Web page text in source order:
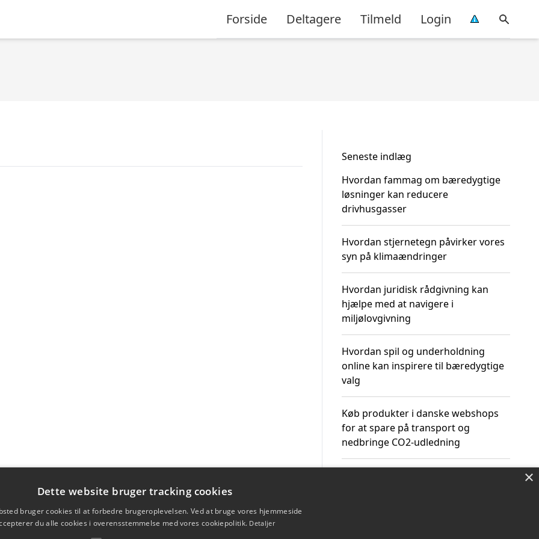
Forside Deltagere Tilmeld Login
Seneste indlæg
Hvordan fammag om bæredygtige
løsninger kan reducere
drivhusgasser
Hvordan stjernetegn påvirker vores
syn på klimaændringer
Hvordan juridisk rådgivning kan
hjælpe med at navigere i
miljølovgivning
Hvordan spil og underholdning
online kan inspirere til bæredygtige
valg
Køb produkter i danske webshops
for at spare på transport og
nedbringe CO2-udledning
×
Dette website bruger tracking cookies
bruger cookies til at forbedre brugeroplevelsen. Ved at bruge vores hjemmeside
du alle cookies i overensstemmelse med vores cookiepolitik. Detaljer